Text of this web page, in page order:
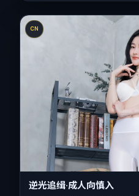
CN
逆光追缉·成人向慎入